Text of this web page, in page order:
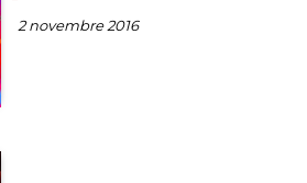
2 novembre 2016